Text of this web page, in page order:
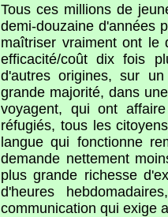
Tous ces millions de
demi-douzaine d'années
maîtriser vraiment ont le
efficacité/coût dix fois
d'autres origines, sur
grande majorité, dans
voyagent, qui ont
réfugiés, tous les
langue qui fonctionne
demande nettement
plus grande richesse
d'heures
communication qui exige